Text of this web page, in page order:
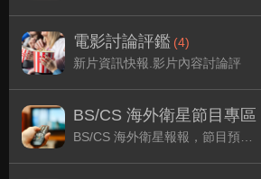
電影討論評鑑 (4)
新片資訊快報.影片內容討論評
BS/CS 海外衛星節目專區